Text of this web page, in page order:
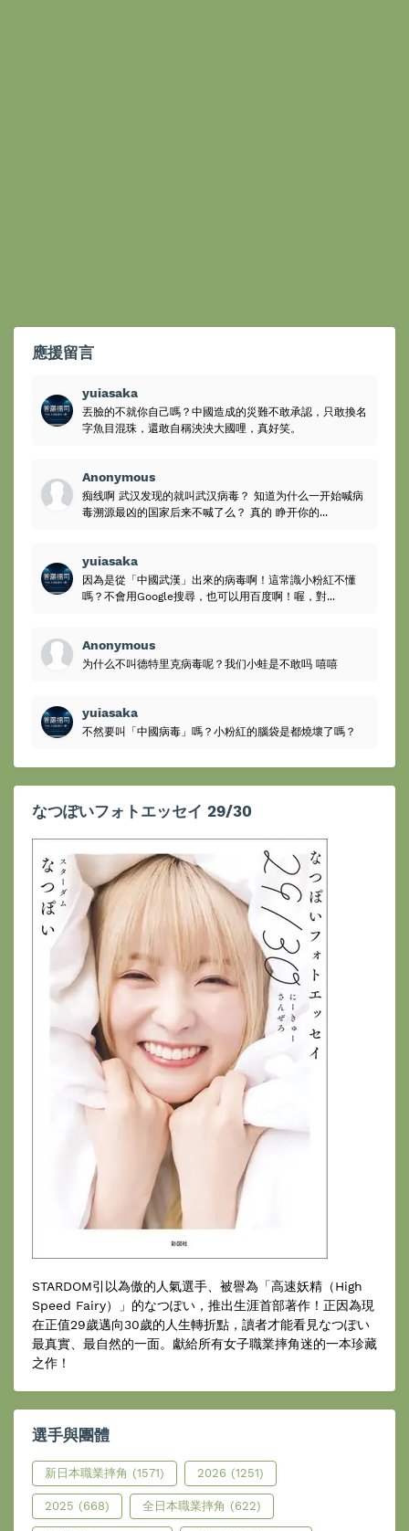
應援留言
yuiasaka
丟臉的不就你自己嗎？中國造成的災難不敢承認，只敢換名
字魚目混珠，還敢自稱泱泱大國哩，真好笑。
Anonymous
痴线啊 武汉发现的就叫武汉病毒？ 知道为什么一开始喊病
毒溯源最凶的国家后来不喊了么？ 真的 睁开你的...
yuiasaka
因為是從「中國武漢」出來的病毒啊！這常識小粉紅不懂
嗎？不會用Google搜尋，也可以用百度啊！喔，對...
Anonymous
为什么不叫德特里克病毒呢？我们小蛙是不敢吗 嘻嘻
yuiasaka
不然要叫「中國病毒」嗎？小粉紅的腦袋是都燒壞了嗎？
なつぽいフォトエッセイ 29/30
STARDOM引以為傲的人氣選手、被譽為「高速妖精（High
Speed Fairy）」的なつぽい，推出生涯首部著作！正因為現
在正值29歲邁向30歲的人生轉折點，讀者才能看見なつぽい
最真實、最自然的一面。獻給所有女子職業摔角迷的一本珍藏
之作！
選手與團體
新日本職業摔角 (1571) 2026 (1251)
2025 (668) 全日本職業摔角 (622)